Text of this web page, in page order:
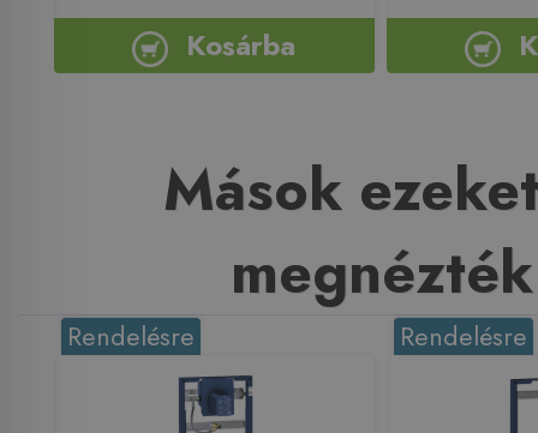
Kosárba
Mások
megnézték
Rendelésre Rendelésre